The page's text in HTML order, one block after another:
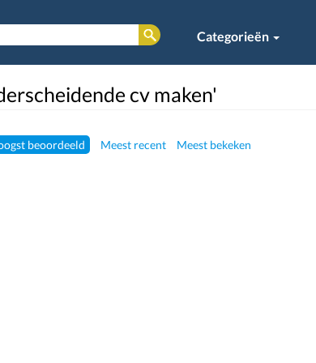
Categorieën
cv maken'
beoordeeld Meest recent Meest bekeken